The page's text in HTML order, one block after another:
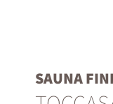
SAUNA